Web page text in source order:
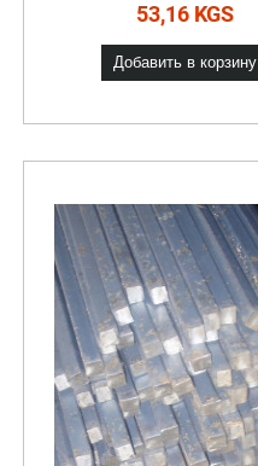
53,16 KGS
Добавить в корзину